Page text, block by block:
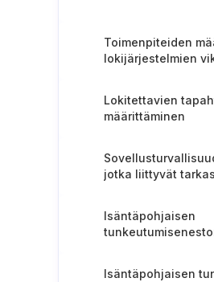
Toimenpiteiden
lokijärjestelmien
Lokitettavien
määrittäminen
jotka liittyvät
Isäntäpohjaisen
Isäntäpohjaisen